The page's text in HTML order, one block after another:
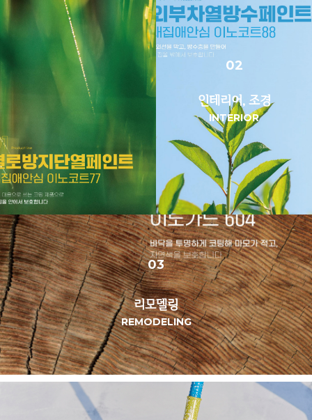
02
인테리어, 조경
INTERIOR
03
리모델링
REMODELING